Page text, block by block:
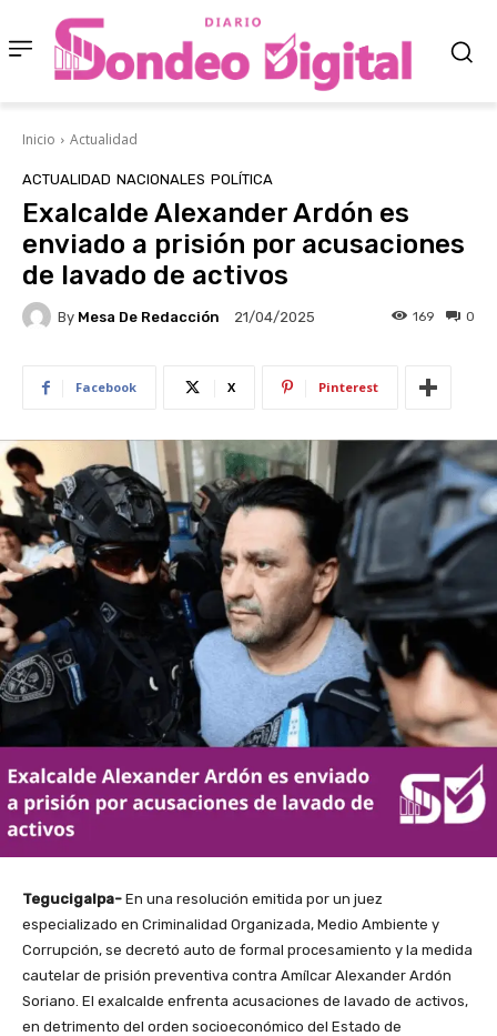
Inicio Actualidad
ACTUALIDAD NACIONALES POLÍTICA
Exalcalde Alexander Ardón es
enviado a prisión por acusaciones
de lavado de activos
By Mesa De Redacción 21/04/2025 0
169
Facebook X Pinterest
Tegucigalpa- En una resolución emitida por un juez
especializado en Criminalidad Organizada, Medio Ambiente y
Corrupción, se decretó auto de formal procesamiento y la medida
cautelar de prisión preventiva contra Amílcar Alexander Ardón
Soriano. El exalcalde enfrenta acusaciones de lavado de activos,
en detrimento del orden socioeconómico del Estado de